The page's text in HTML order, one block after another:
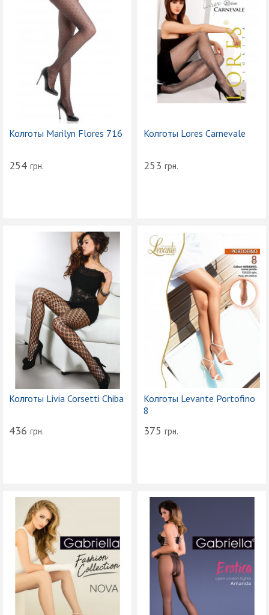
Колготы Marilyn Flores 716
254 грн.
Колготы Lores Carnevale
253 грн.
Колготы Livia Corsetti Chiba
436 грн.
Колготы Levante Portofino
8
375 грн.